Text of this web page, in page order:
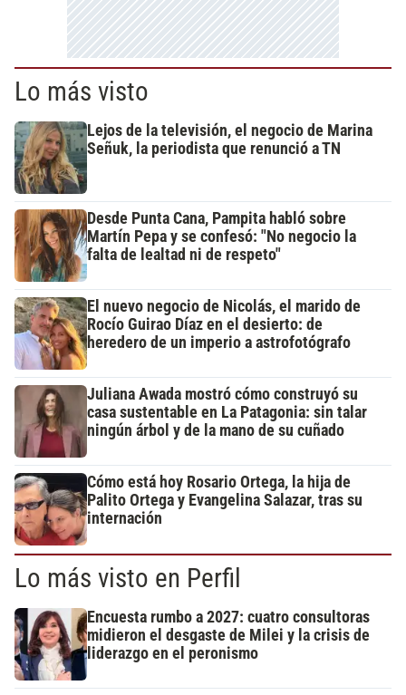
Lo más visto
Lejos de la televisión, el negocio de Marina
Señuk, la periodista que renunció a TN
Desde Punta Cana, Pampita habló sobre
Martín Pepa y se confesó: "No negocio la
falta de lealtad ni de respeto"
El nuevo negocio de Nicolás, el marido de
Rocío Guirao Díaz en el desierto: de
heredero de un imperio a astrofotógrafo
Juliana Awada mostró cómo construyó su
casa sustentable en La Patagonia: sin talar
ningún árbol y de la mano de su cuñado
Cómo está hoy Rosario Ortega, la hija de
Palito Ortega y Evangelina Salazar, tras su
internación
Lo más visto en Perfil
Encuesta rumbo a 2027: cuatro consultoras
midieron el desgaste de Milei y la crisis de
liderazgo en el peronismo